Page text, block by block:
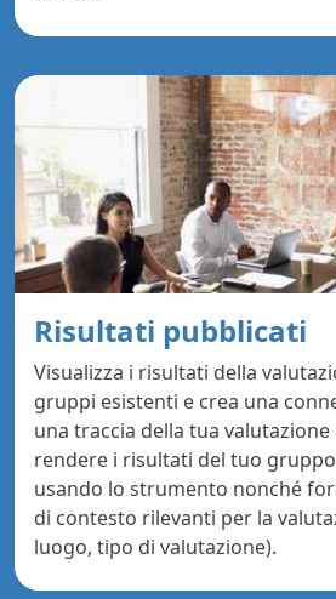
Risultati pubblicati
Visualizza i risultati della
gruppi esistenti e crea una
una traccia della tua
rendere i risultati del tuo
usando lo strumento nonché
di contesto rilevanti per la
luogo, tipo di valutazione).